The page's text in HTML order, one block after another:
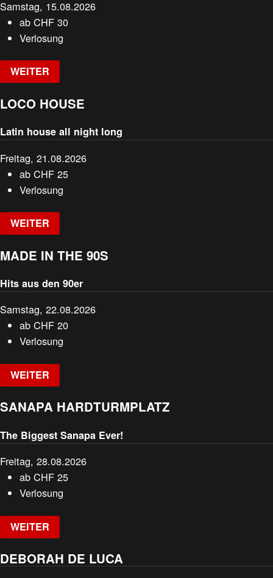
Samstag, 15.08.2026
abCHF 30
Verlosung
WEITER
LOCO HOUSE
Latin house all night long
Freitag, 21.08.2026
abCHF 25
Verlosung
WEITER
MADE IN THE 90S
Hits aus den 90er
Samstag, 22.08.2026
abCHF 20
Verlosung
WEITER
SANAPA HARDTURMPLATZ
The Biggest Sanapa Ever!
Freitag, 28.08.2026
abCHF 25
Verlosung
WEITER
DEBORAH DE LUCA